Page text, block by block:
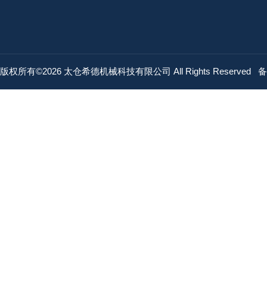
版权所有©2026 太仓希德机械科技有限公司 All Rights Reserved